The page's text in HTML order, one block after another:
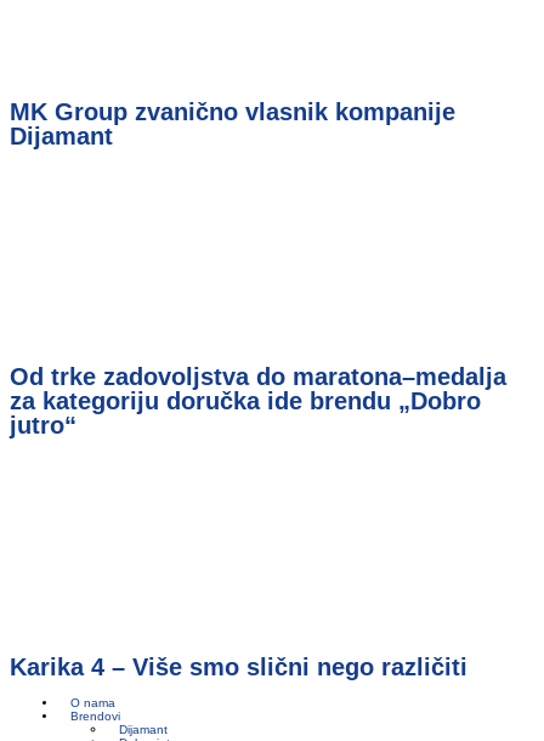
MK Group zvanično vlasnik kompanije
Dijamant
Od trke zadovoljstva do maratona–medalja
za kategoriju doručka ide brendu „Dobro
jutro“
Karika 4 – Više smo slični nego različiti
O nama
Brendovi
Dijamant